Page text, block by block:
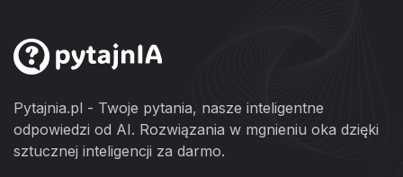
Pytajnia.pl - Twoje pytania, nasze inteligentne
odpowiedzi od AI. Rozwiązania w mgnieniu oka dzięki
sztucznej inteligencji za darmo.